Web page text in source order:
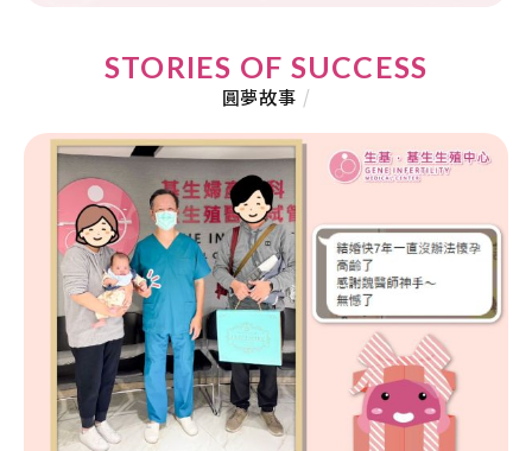
STORIES OF SUCCESS
圓夢故事 /